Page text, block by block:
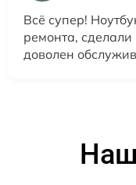
Всё супер!
ремонта,
доволен